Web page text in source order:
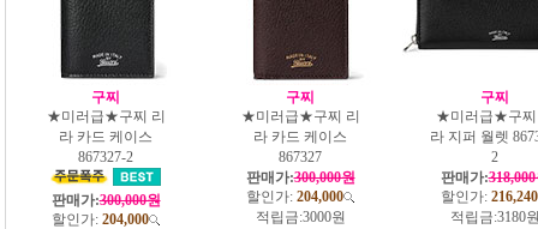
구찌
★미러급★구찌 리
라 카드 케이스
‎867327-2
판매가:300,000원
할인가: 204,000
구찌
★미러급★구찌 리
라 카드 케이스
‎867327
판매가:300,000원
할인가: 204,000
적립금:3000원
구찌
★미러급★구찌
라 지퍼 월렛
2
판매가:
할인가: 216,240
적립금:3180